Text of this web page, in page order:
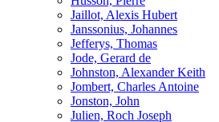
Jaillot, Alexis Hubert
Janssonius, Johannes
Jefferys, Thomas
Jode, Gerard de
Johnston, Alexander Keith
Jombert, Charles Antoine
Jonston, John
Julien, Roch Joseph